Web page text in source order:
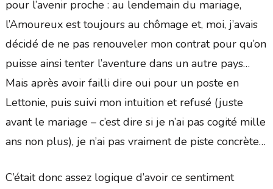
pour l’avenir proche : au lendemain du mariage,
l’Amoureux est toujours au chômage et, moi, j’avais
décidé de ne pas renouveler mon contrat pour qu’on
puisse ainsi tenter l’aventure dans un autre pays…
Mais après avoir failli dire oui pour un poste en
Lettonie, puis suivi mon intuition et refusé (juste
avant le mariage – c’est dire si je n’ai pas cogité mille
ans non plus), je n’ai pas vraiment de piste concrète…
C’était donc assez logique d’avoir ce sentiment